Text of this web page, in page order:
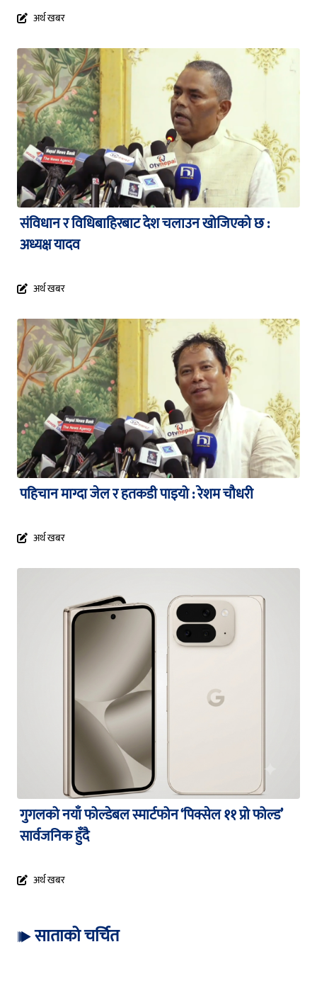
अर्थ खबर
संविधान र विधिबाहिरबाट देश चलाउन खोजिएको छ :
अध्यक्ष यादव
अर्थ खबर
पहिचान माग्दा जेल र हतकडी पाइयो : रेशम चौधरी
अर्थ खबर
गुगलको नयाँ फोल्डेबल स्मार्टफोन ‘पिक्सेल ११ प्रो फोल्ड’
सार्वजनिक हुँदै
अर्थ खबर
साताको चर्चित